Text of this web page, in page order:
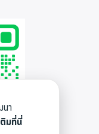
า
ติมที่นี่